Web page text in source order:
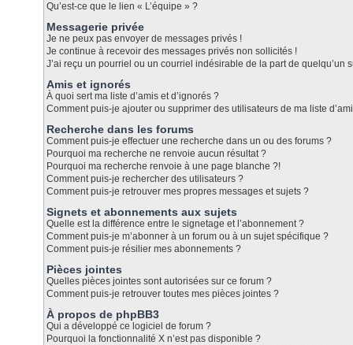
Qu’est-ce que le lien « L’équipe » ?
Messagerie privée
Je ne peux pas envoyer de messages privés !
Je continue à recevoir des messages privés non sollicités !
J’ai reçu un pourriel ou un courriel indésirable de la part de quelqu’un
Amis et ignorés
À quoi sert ma liste d’amis et d’ignorés ?
Comment puis-je ajouter ou supprimer des utilisateurs de ma liste
Recherche dans les forums
Comment puis-je effectuer une recherche dans un ou des forums ?
Pourquoi ma recherche ne renvoie aucun résultat ?
Pourquoi ma recherche renvoie à une page blanche ?!
Comment puis-je rechercher des utilisateurs ?
Comment puis-je retrouver mes propres messages et sujets ?
Signets et abonnements aux sujets
Quelle est la différence entre le signetage et l’abonnement ?
Comment puis-je m’abonner à un forum ou à un sujet spécifique ?
Comment puis-je résilier mes abonnements ?
Pièces jointes
Quelles pièces jointes sont autorisées sur ce forum ?
Comment puis-je retrouver toutes mes pièces jointes ?
À propos de phpBB3
Qui a développé ce logiciel de forum ?
Pourquoi la fonctionnalité X n’est pas disponible ?